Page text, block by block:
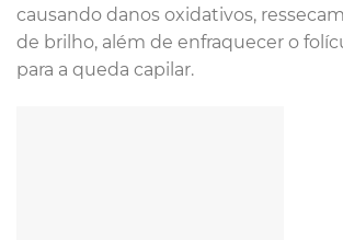
causando danos oxidativos,
de brilho, além de enfraquecer o
para a queda capilar.